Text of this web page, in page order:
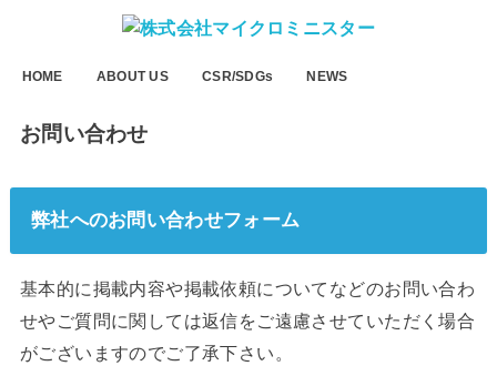
HOME ABOUT US CSR/SDGs NEWS
お問い合わせ
弊社へのお問い合わせフォーム
基本的に掲載内容や掲載依頼についてなどのお問い合わ
せやご質問に関しては返信をご遠慮させていただく場合
がございますのでご了承下さい。